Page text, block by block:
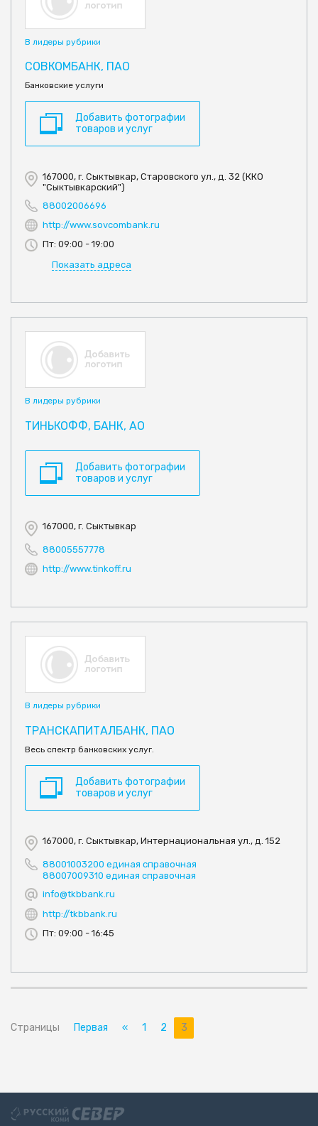
В лидеры рубрики
СОВКОМБАНК, ПАО
Банковские услуги
Добавить фотографии
товаров и услуг
167000, г. Сыктывкар, Старовского ул., д. 32 (ККО
"Сыктывкарский")
88002006696
http://www.sovcombank.ru
Пт: 09:00 - 19:00
Показать адреса
В лидеры рубрики
ТИНЬКОФФ, БАНК, АО
Добавить фотографии
товаров и услуг
167000, г. Сыктывкар
88005557778
http://www.tinkoff.ru
В лидеры рубрики
ТРАНСКАПИТАЛБАНК, ПАО
Весь спектр банковских услуг.
Добавить фотографии
товаров и услуг
167000, г. Сыктывкар, Интернациональная ул., д. 152
88001003200 единая справочная
88007009310 единая справочная
info@tkbbank.ru
http://tkbbank.ru
Пт: 09:00 - 16:45
Страницы Первая « 1 2 3